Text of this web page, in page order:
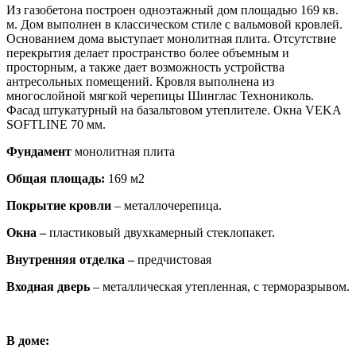
Из газобетона построен одноэтажный дом площадью 169 кв.
м. Дом выполнен в классическом стиле с вальмовой кровлей.
Основанием дома выступает монолитная плита. Отсутствие
перекрытия делает пространство более объемным и
просторным, а также дает возможность устройства
антресольных помещений. Кровля выполнена из
многослойной мягкой черепицы Шинглас Технониколь.
Фасад штукатурный на базальтовом утеплителе. Окна VEKA
SOFTLINE 70 мм.
Фундамент монолитная плита
Общая площадь: 169 м2
Покрытие кровли – металлочерепица.
Окна –пластиковый двухкамерный стеклопакет.
Внутренняя отделка –предчистовая
Входная дверь – металлическая утепленная, с терморазрывом.
В доме: